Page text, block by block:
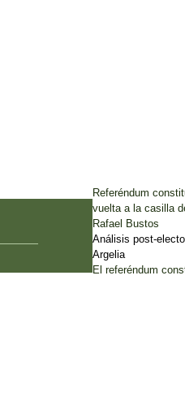
Referéndum
vuelta a la casilla
Rafael Bustos
Análisis post-
Argelia
El referéndum